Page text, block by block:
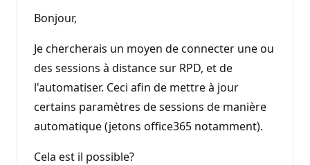
Bonjour,
Je chercherais un moyen de connecter une ou
des sessions à distance sur RPD, et de
l'automatiser. Ceci afin de mettre à jour
certains paramètres de sessions de manière
automatique (jetons office365 notamment).
Cela est il possible?